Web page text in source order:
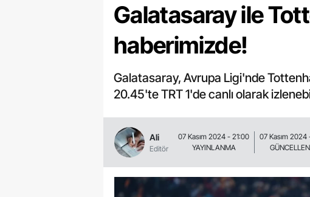
Galatasaray ile
haberimizde!
Galatasaray, Avrupa Ligi'nde
20.45'te TRT 1'de canlı olarak
Ali
Editör
07 Kasım 2024 - 21:00
YAYINLANMA
07 Kasım 2024